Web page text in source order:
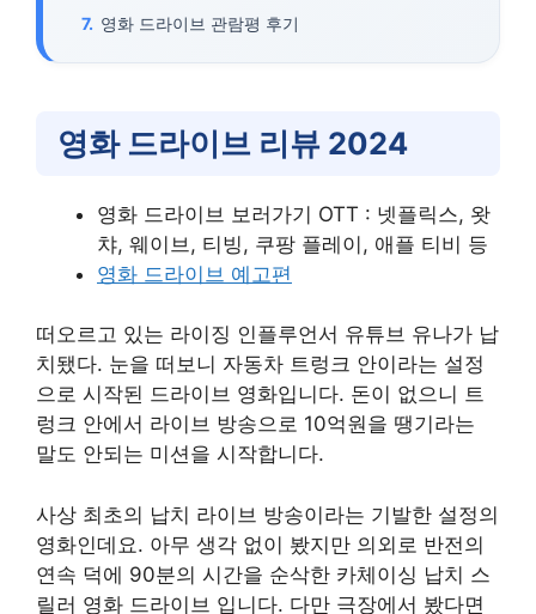
영화 드라이브 관람평 후기
영화 드라이브 리뷰 2024
영화 드라이브 보러가기 OTT : 넷플릭스, 왓
챠, 웨이브, 티빙, 쿠팡 플레이, 애플 티비 등
영화 드라이브 예고편
떠오르고 있는 라이징 인플루언서 유튜브 유나가 납
치됐다. 눈을 떠보니 자동차 트렁크 안이라는 설정
으로 시작된 드라이브 영화입니다. 돈이 없으니 트
렁크 안에서 라이브 방송으로 10억원을 땡기라는
말도 안되는 미션을 시작합니다.
사상 최초의 납치 라이브 방송이라는 기발한 설정의
영화인데요. 아무 생각 없이 봤지만 의외로 반전의
연속 덕에 90분의 시간을 순삭한 카체이싱 납치 스
릴러 영화 드라이브 입니다. 다만 극장에서 봤다면